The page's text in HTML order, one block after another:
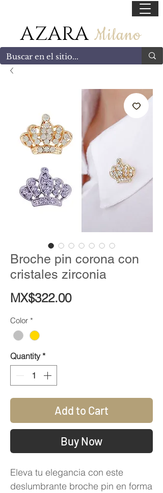
AZARA Milano
Broche pin corona con
cristales zirconia
MX$322.00Price
Color *
Quantity *
Add to Cart
Buy Now
Eleva tu elegancia con este
deslumbrante broche pin en forma